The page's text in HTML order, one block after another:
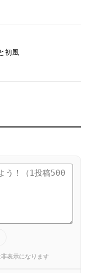
初風
表示になります